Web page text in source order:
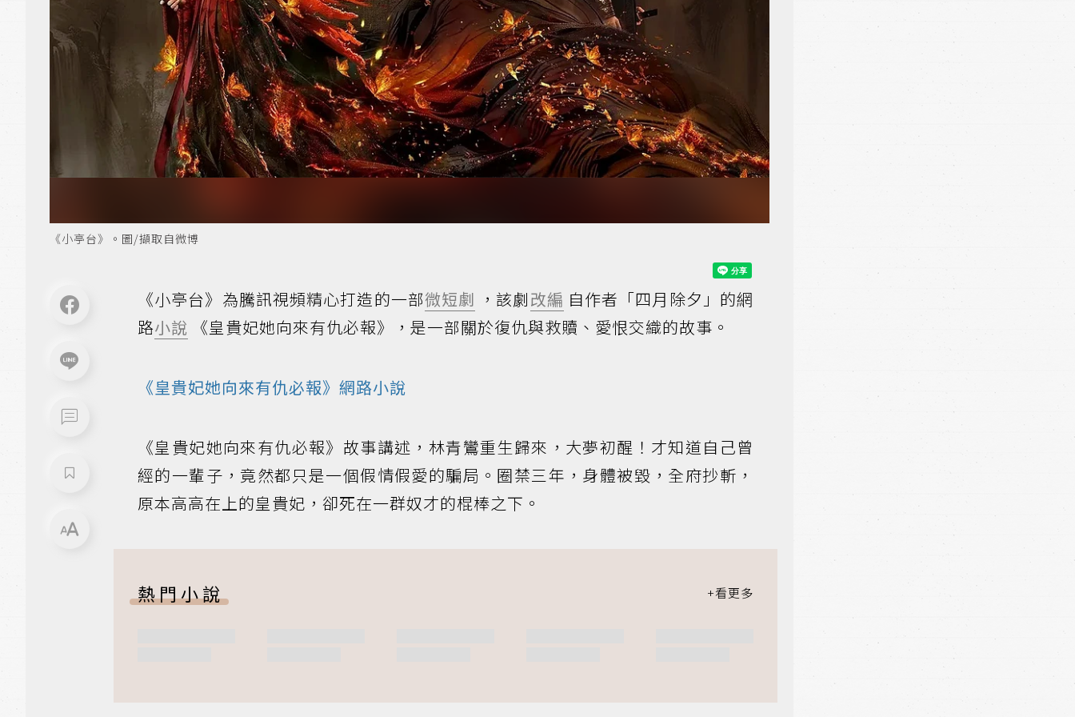
《小亭台》。圖/擷取自微博
《小亭台》為騰訊視頻精心打造的一部微短劇 ，該劇改編 自作者「四月除夕」的網
路小說 《皇貴妃她向來有仇必報》，是一部關於復仇與救贖、愛恨交織的故事。
《皇貴妃她向來有仇必報》網路小說
《皇貴妃她向來有仇必報》故事講述，林青鸞重生歸來，大夢初醒！才知道自己曾
經的一輩子，竟然都只是一個假情假愛的騙局。圈禁三年，身體被毀，全府抄斬，
原本高高在上的皇貴妃，卻死在一群奴才的棍棒之下。
熱門小說